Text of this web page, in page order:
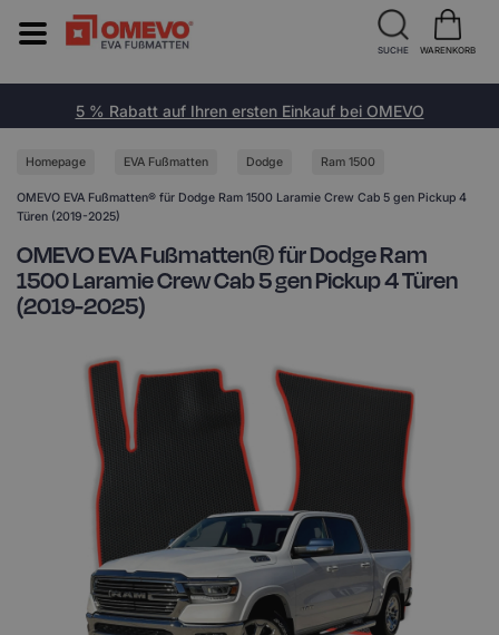
5 % Rabatt auf Ihren ersten Einkauf bei OMEVO
Homepage EVA Fußmatten Dodge Ram 1500
OMEVO EVA Fußmatten® für Dodge Ram 1500 Laramie Crew Cab 5 gen Pickup 4
Türen (2019-2025)
OMEVO EVA Fußmatten® für Dodge Ram
1500 Laramie Crew Cab 5 gen Pickup 4 Türen
(2019-2025)
SUCHE WARENKORB